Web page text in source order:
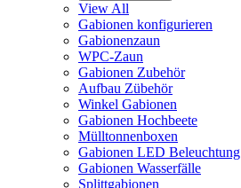
View All
Gabionen konfigurieren
Gabionenzaun
WPC-Zaun
Gabionen Zubehör
Aufbau Zübehör
Winkel Gabionen
Gabionen Hochbeete
Mülltonnenboxen
Gabionen LED Beleuchtung
Gabionen Wasserfälle
Splittgabionen